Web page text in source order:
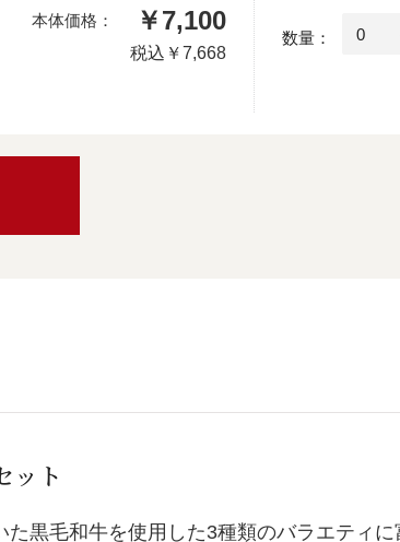
本体価格： ￥7,100
税込 ￥7,668
数量：
ット
黒毛和牛を使用した3種類のバラエティに